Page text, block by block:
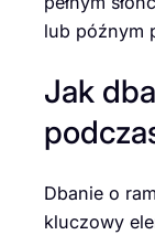
lub późnym
Jak
Dbanie o
kluczowy